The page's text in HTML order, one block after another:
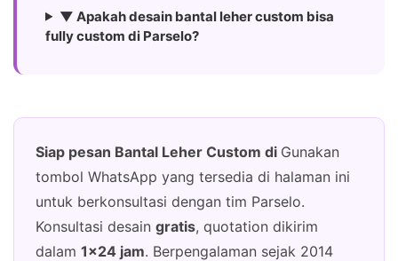
▼ Apakah desain bantal leher custom bisa
fully custom di Parselo?
Siap pesan Bantal Leher Custom di Gunakan
tombol WhatsApp yang tersedia di halaman ini
untuk berkonsultasi dengan tim Parselo.
Konsultasi desain gratis, quotation dikirim
dalam 1×24 jam. Berpengalaman sejak 2014